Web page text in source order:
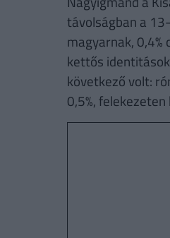
távolságban a
magyarnak,
kettős
következő volt:
0,5%,